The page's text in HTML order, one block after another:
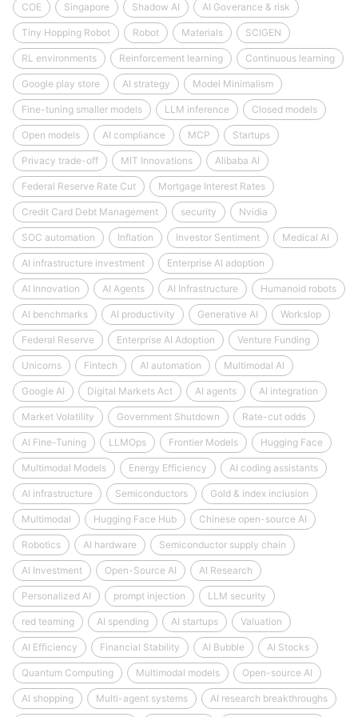
COE Singapore Shadow AI AI Goverance & risk
Tiny Hopping Robot Robot Materials SCIGEN
RL environments Reinforcement learning Continuous learning
Google play store AI strategy Model Minimalism
Fine-tuning smaller models LLM inference Closed models
Open models AI compliance MCP Startups
Privacy trade-off MIT Innovations Alibaba AI
Federal Reserve Rate Cut Mortgage Interest Rates
Credit Card Debt Management security Nvidia
SOC automation Inflation Investor Sentiment Medical AI
AI infrastructure investment Enterprise AI adoption
AI Innovation AI Agents AI Infrastructure Humanoid robots
AI benchmarks AI productivity Generative AI Workslop
Federal Reserve Enterprise AI Adoption Venture Funding
Unicorns Fintech AI automation Multimodal AI
Google AI Digital Markets Act AI agents AI integration
Market Volatility Government Shutdown Rate-cut odds
AI Fine-Tuning LLMOps Frontier Models Hugging Face
Multimodal Models Energy Efficiency AI coding assistants
AI infrastructure Semiconductors Gold & index inclusion
Multimodal Hugging Face Hub Chinese open-source AI
Robotics AI hardware Semiconductor supply chain
AI Investment Open-Source AI AI Research
Personalized AI prompt injection LLM security
red teaming AI spending AI startups Valuation
AI Efficiency Financial Stability AI Bubble AI Stocks
Quantum Computing Multimodal models Open-source AI
AI shopping Multi-agent systems AI research breakthroughs